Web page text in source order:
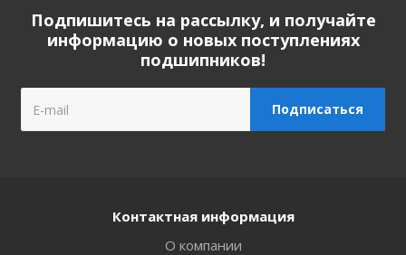
Подпишитесь на рассылку, и получайте
информацию о новых поступлениях
подшипников!
Контактная информация
О компании